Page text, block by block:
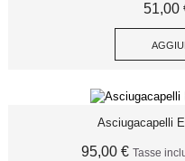
51,00
Asciugacapelli
95,00 € Tasse